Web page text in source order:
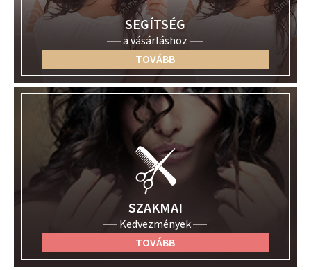
SEGÍTSÉG
a vásárláshoz
TOVÁBB
SZAKMAI
Kedvezmények
TOVÁBB